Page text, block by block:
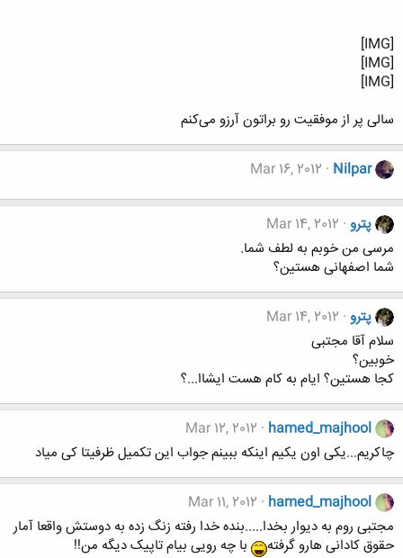
[IMG]
[IMG]
[IMG]
سالی پر از موفقیت رو براتون آرزو می‌کنم
Nilpar
Mar 16, 2012
پترو Mar 14, 2012
مرسی من خوبم به لطف شما.
شما اصفهانی هستین؟
پترو Mar 14, 2012
سلام آقا مجتبی
خوبین؟
کجا هستین؟ ایام به کام هست ایشاا...؟
hamed_majhool
Mar 12, 2012
چاکریم...یکی اون یکیم اینکه ببینم جواب این تکمیل ظرفیتا کی میاد
hamed_majhool
Mar 11, 2012
مجتبی روم به دیوار بخدا.....بنده خدا رفته زنگ زده به دوستش واقعا آمار
حقوق کادانی هارو گرفته
با چه رویی بیام تاپیک دیگه من!!